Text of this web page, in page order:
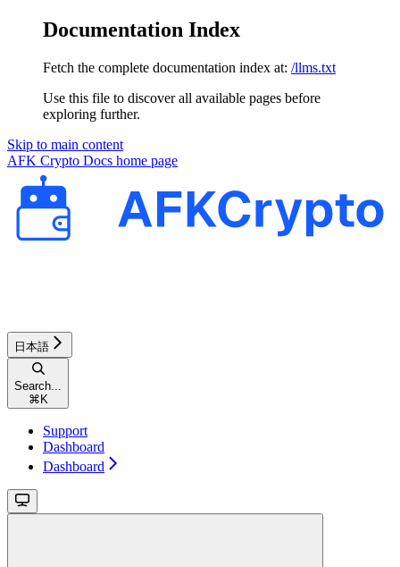
Documentation Index
Fetch the complete documentation index at: /llms.txt
Use this file to discover all available pages before
exploring further.
Skip to main content
AFK Crypto Docs home page
日本語
Search...
⌘ K
Support
Dashboard
Dashboard